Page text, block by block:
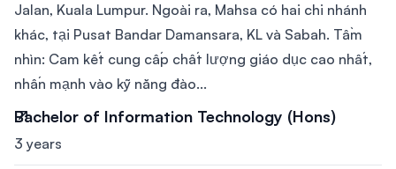
Jalan, Kuala Lumpur. Ngoài ra, Mahsa có hai chi nhánh
khác, tại Pusat Bandar Damansara, KL và Sabah. Tầm
nhìn: Cam kết cung cấp chất lượng giáo dục cao nhất,
nhấn mạnh vào kỹ năng đào...
Bachelor of Information Technology (Hons)
3 years